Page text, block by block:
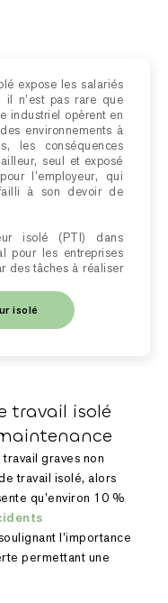
expose les salariés
il n’est pas rare que
industriel opèrent en
environnements à
les conséquences
seul et exposé
l’employeur, qui
à son devoir de
isolé (PTI) dans
pour les entreprises
des tâches à réaliser
isolé
travail isolé
graves non
travail isolé, alors
qu’environ 10 %
l’importance
permettant une